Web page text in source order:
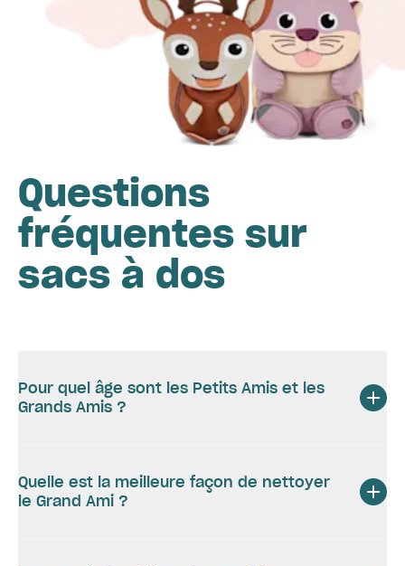
Questions
fréquentes sur
sacs à dos
Pour quel âge sont les Petits Amis et les
Grands Amis ?
Quelle est la meilleure façon de nettoyer
le Grand Ami ?